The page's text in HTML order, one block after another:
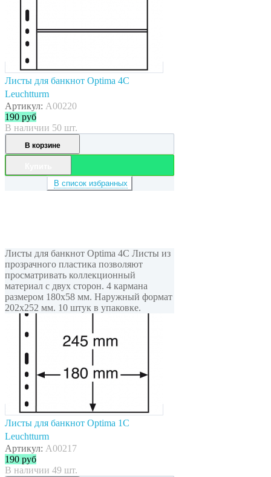
Листы для банкнот Optima 4С
Leuchtturm
Артикул: A00220
190 руб
В наличии 50 шт.
В корзине
В список избранных
Листы для банкнот Optima 4С Листы из
прозрачного пластика позволяют
просматривать коллекционный
материал с двух сторон. 4 кармана
размером 180x58 мм. Наружный формат
202x252 мм. 10 штук в упаковке.
Листы для банкнот Optima 1C
Leuchtturm
Артикул: A00217
190 руб
В наличии 49 шт.